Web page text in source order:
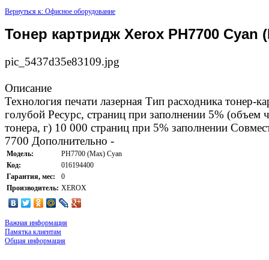
Вернуться к: Офисное оборудование
Тонер картридж Xerox PH7700 Cyan
pic_5437d35e83109.jpg
Описание
Технология печати лазерная Тип расходника тонер-
голубой Ресурс, страниц при заполнении 5% (объем
тонера, г) 10 000 страниц при 5% заполнении
7700 Дополнительно -
Модель:
PH7700 (Max) Cyan
Код:
016194400
Гарантия, мес:
0
Производитель: XEROX
Важная информация
Памятка клиентам
Общая информация